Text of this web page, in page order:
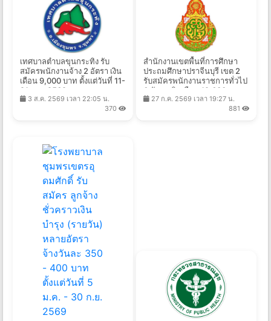
เทศบาลตำบลขุนกระทิง รับ
สมัครพนักงานจ้าง 2 อัตรา เงิน
เดือน 9,000 บาท ตั้งแต่วันที่ 11-
21 ส.ค. 2569
3 ส.ค. 2569 เวลา 22:05 น.
370
สำนักงานเขตพื้นที่การศึกษา
ประถมศึกษาปราจีนบุรี เขต 2
รับสมัครพนักงานราชการทั่วไป
6 อัตรา เงินเดือน 12,630 -
21,780 บาท ตั้งแต่วันที่ 3-7
27 ก.ค. 2569 เวลา 19:27 น.
881